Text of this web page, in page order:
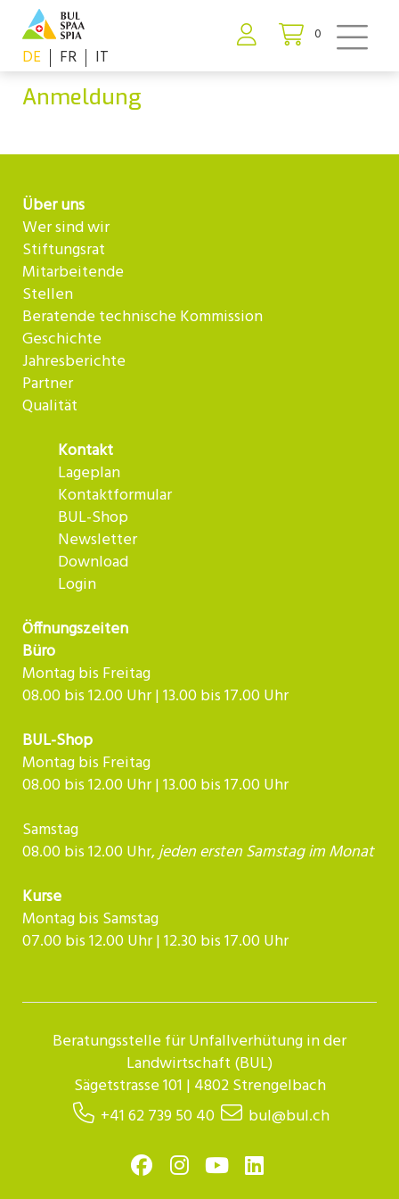
0
DE FR IT
Anmeldung
Über uns
Wer sind wir
Stiftungsrat
Mitarbeitende
Stellen
Beratende technische Kommission
Geschichte
Jahresberichte
Partner
Qualität
Kontakt
Lageplan
Kontaktformular
BUL-Shop
Newsletter
Download
Login
Öffnungszeiten
Büro
Montag bis Freitag
08.00 bis 12.00 Uhr | 13.00 bis 17.00 Uhr
BUL-Shop
Montag bis Freitag
08.00 bis 12.00 Uhr | 13.00 bis 17.00 Uhr
Samstag
08.00 bis 12.00 Uhr,jeden ersten Samstag im Monat
Kurse
Montag bis Samstag
07.00 bis 12.00 Uhr | 12.30 bis 17.00 Uhr​​​​​​
Beratungsstelle für Unfallverhütung in der
Landwirtschaft (BUL)
Sägetstrasse 101 | 4802 Strengelbach
+41 62 739 50 40
bul@bul.ch